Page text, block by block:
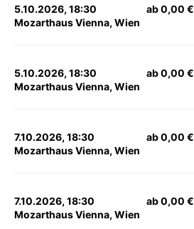
5.10.2026, 18:30
Mozarthaus Vienna, Wien
ab 0,00 €
5.10.2026, 18:30
Mozarthaus Vienna, Wien
ab 0,00 €
7.10.2026, 18:30
Mozarthaus Vienna, Wien
ab 0,00 €
7.10.2026, 18:30
Mozarthaus Vienna, Wien
ab 0,00 €